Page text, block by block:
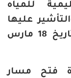
للمياه
بتاريخ 06 يناير 2025 والتأشير عليها
من طرف السلطة الإقليمية بتاريخ 18 مارس
فتح مسار